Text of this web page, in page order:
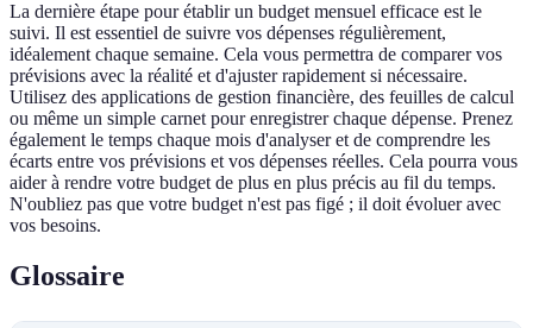
La dernière étape pour établir un budget mensuel efficace est le
suivi. Il est essentiel de suivre vos dépenses régulièrement,
idéalement chaque semaine. Cela vous permettra de comparer vos
prévisions avec la réalité et d'ajuster rapidement si nécessaire.
Utilisez des applications de gestion financière, des feuilles de calcul
ou même un simple carnet pour enregistrer chaque dépense. Prenez
également le temps chaque mois d'analyser et de comprendre les
écarts entre vos prévisions et vos dépenses réelles. Cela pourra vous
aider à rendre votre budget de plus en plus précis au fil du temps.
N'oubliez pas que votre budget n'est pas figé ; il doit évoluer avec
vos besoins.
Glossaire